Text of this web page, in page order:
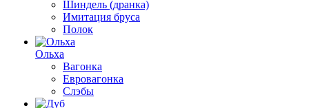
Шиндель (дранка)
Имитация бруса
Полок
Ольха
Вагонка
Евровагонка
Слэбы